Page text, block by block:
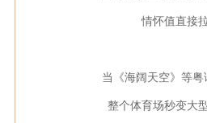
情怀值直接
当《海阔天空》等粤
整个体育场秒变大